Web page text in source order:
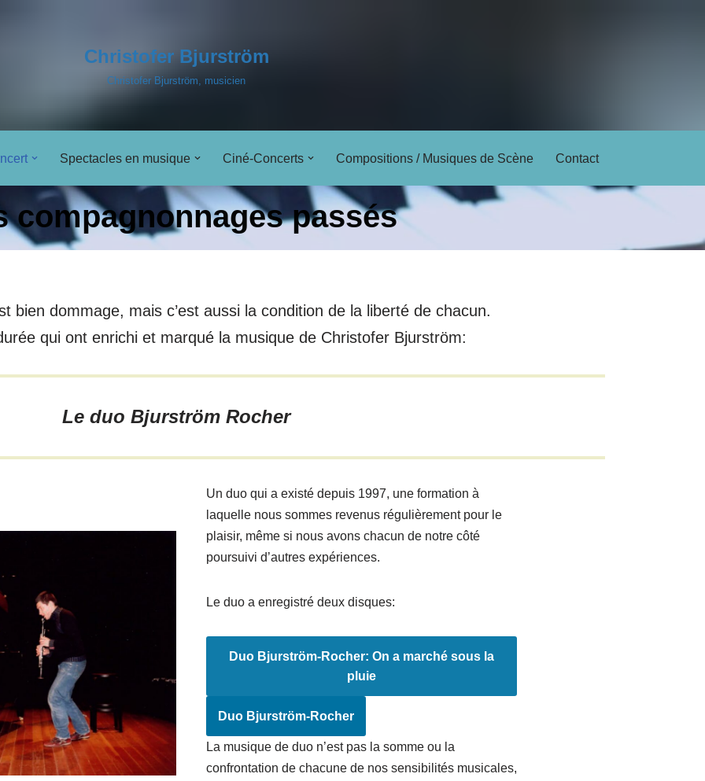
Christofer Bjurström
Christofer Bjurström, musicien
Spectacles en musique Ciné-Concerts Compositions / Musiques de Scène Contact
compagnonnages passés
bien dommage, mais c’est aussi la condition de la liberté de chacun.
qui ont enrichi et marqué la musique de Christofer Bjurström:
Le duo Bjurström Rocher
Un duo qui a existé depuis 1997, une formation à
laquelle nous sommes revenus régulièrement pour le
plaisir, même si nous avons chacun de notre côté
poursuivi d’autres expériences.
Le duo a enregistré deux disques:
Duo Bjurström-Rocher: On a marché sous la
pluie
Duo Bjurström-Rocher
La musique de duo n’est pas la somme ou la
confrontation de chacune de nos sensibilités musicales,